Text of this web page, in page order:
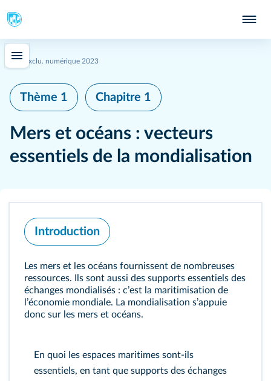
Exclu. numérique 2023
Thème 1 Chapitre 1
Mers et océans : vecteurs
essentiels de la mondialisation
Introduction
Les mers et les océans fournissent de nombreuses
ressources. Ils sont aussi des supports essentiels des
échanges mondialisés : cʼest la maritimisation de
lʼéconomie mondiale. La mondialisation sʼappuie
donc sur les mers et océans.
En quoi les espaces maritimes sont-ils
essentiels, en tant que supports des échanges